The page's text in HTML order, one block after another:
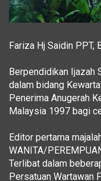
Fariza Hj Saidin PPT,
Berpendidikan Ijazah
dalam bidang
Penerima Anugerah
Malaysia 1997 bagi
Editor pertama
WANITA/
Terlibat dalam
Persatuan Wartawan